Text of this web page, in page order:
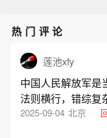
热门评论
莲池xfy
中国人民解放军是
法则横行，错综复
枪，但我们拥有打
2025-09-04 北京